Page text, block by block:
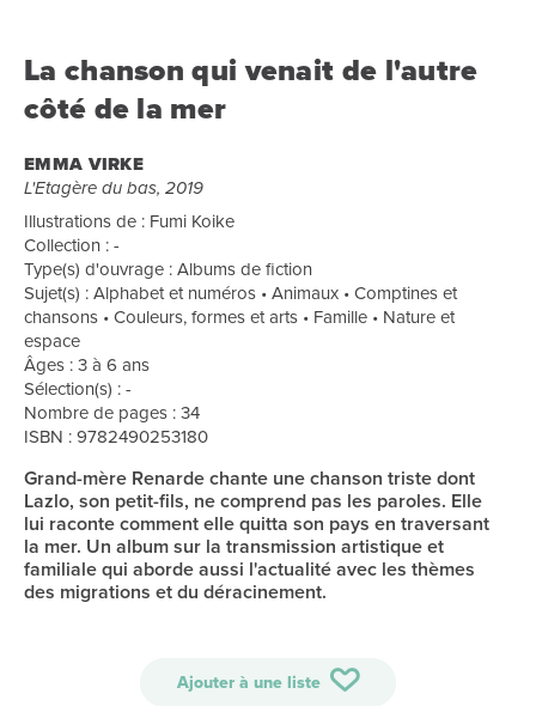
La chanson qui venait de l'autre
côté de la mer
EMMA VIRKE
L'Etagère du bas, 2019
Illustrations de : Fumi Koike
Collection : -
Type(s) d'ouvrage : Albums de fiction
Sujet(s) : Alphabet et numéros • Animaux • Comptines et
chansons • Couleurs, formes et arts • Famille • Nature et
espace
Âges : 3 à 6 ans
Sélection(s) : -
Nombre de pages : 34
ISBN : 9782490253180
Grand-mère Renarde chante une chanson triste dont
Lazlo, son petit-fils, ne comprend pas les paroles. Elle
lui raconte comment elle quitta son pays en traversant
la mer. Un album sur la transmission artistique et
familiale qui aborde aussi l'actualité avec les thèmes
des migrations et du déracinement.
Ajouter à une liste